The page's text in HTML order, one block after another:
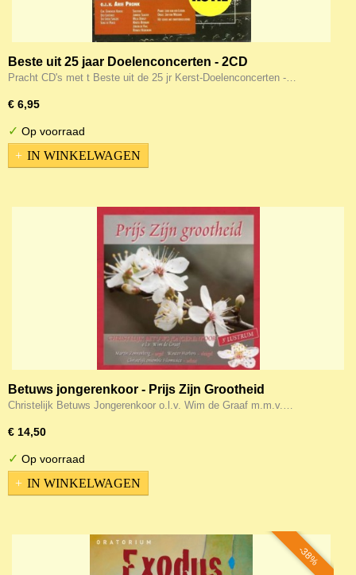
Beste uit 25 jaar Doelenconcerten - 2CD
Pracht CD's met t Beste uit de 25 jr Kerst-Doelenconcerten -…
€ 6,95
✓ Op voorraad
IN WINKELWAGEN
Betuws jongerenkoor - Prijs Zijn Grootheid
Christelijk Betuws Jongerenkoor o.l.v. Wim de Graaf m.m.v.…
€ 14,50
✓ Op voorraad
IN WINKELWAGEN
-38%